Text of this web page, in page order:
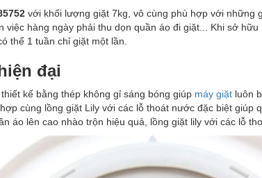
với khối lượng giặt 7kg, vô cùng phù hợp với
việc hàng ngày phải thu dọn quần áo đi giặt... Khi sở hữu
thể 1 tuần chỉ giặt một lần.
đại
kế bằng thép không gỉ sáng bóng giúp máy giặt luôn
cùng lồng giặt Lily với các lỗ thoát nước đặc biệt
áo lên cao nhào trộn hiệu quả, lồng giặt lily với các lỗ